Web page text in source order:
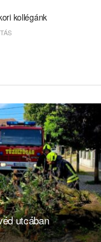
kollégánk
utcában